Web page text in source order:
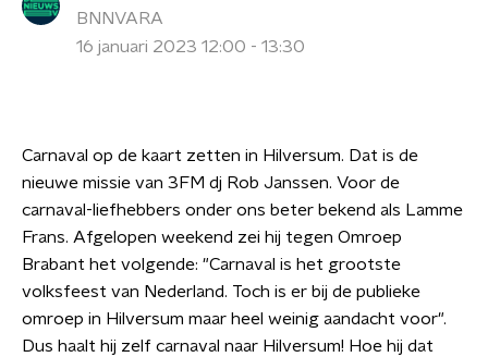
BNNVARA
16 januari 2023 12:00 - 13:30
Carnaval op de kaart zetten in Hilversum. Dat is de
nieuwe missie van 3FM dj Rob Janssen. Voor de
carnaval-liefhebbers onder ons beter bekend als Lamme
Frans. Afgelopen weekend zei hij tegen Omroep
Brabant het volgende: "Carnaval is het grootste
volksfeest van Nederland. Toch is er bij de publieke
omroep in Hilversum maar heel weinig aandacht voor".
Dus haalt hij zelf carnaval naar Hilversum! Hoe hij dat